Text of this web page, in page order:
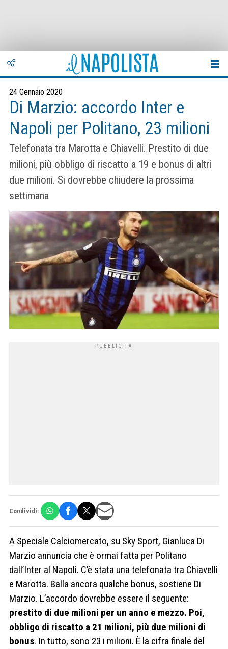
24 Gennaio 2020
Di Marzio: accordo Inter e
Napoli per Politano, 23 milioni
Telefonata tra Marotta e Chiavelli. Prestito di due
milioni, più obbligo di riscatto a 19 e bonus di altri
due milioni. Si dovrebbe chiudere la prossima
settimana
Condividi:
A Speciale Calciomercato, su Sky Sport, Gianluca Di
Marzio annuncia che è ormai fatta per Politano
dall’Inter al Napoli. C’è stata una telefonata tra Chiavelli
e Marotta. Balla ancora qualche bonus, sostiene Di
Marzio. L’accordo dovrebbe essere il seguente:
prestito di due milioni per un anno e mezzo. Poi,
obbligo di riscatto a 21 milioni, più due milioni di
bonus. In tutto, sono 23 i milioni. È la cifra finale del